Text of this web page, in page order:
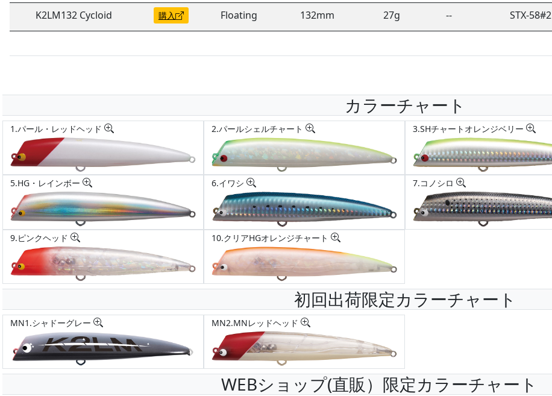
K2LM132 Cycloid
購入 Floating 132mm 27g -- STX-58#2
カラーチャート
1.パール・レッドヘッド 2.パールシェルチャート 3.SHチャートオレンジベリー
5.HG・レインボー 6.イワシ 7.コノシロ
9.ピンクヘッド 10.クリアHGオレンジチャート
初回出荷限定カラーチャート
MN1.シャドーグレー MN2.MNレッドヘッド
WEBショップ(直販）限定カラーチャート